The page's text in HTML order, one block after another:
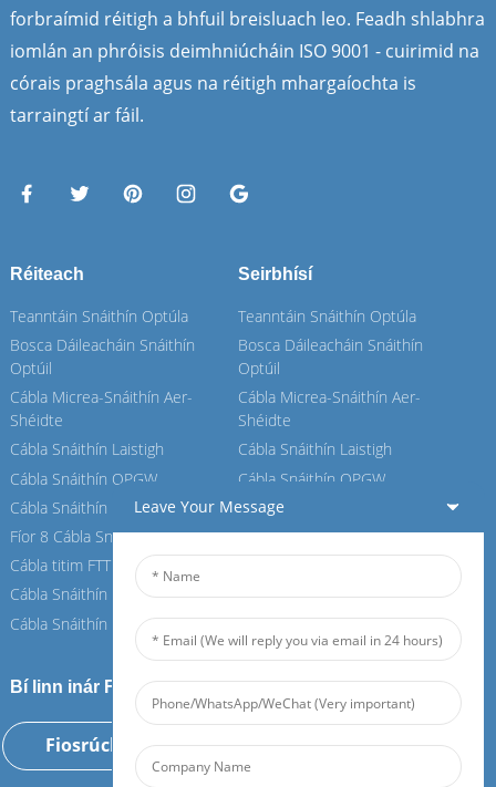
forbraímid réitigh a bhfuil breisluach leo. Feadh shlabhra
iomlán an phróisis deimhniúcháin ISO 9001 - cuirimid na
córais praghsála agus na réitigh mhargaíochta is
tarraingtí ar fáil.
Réiteach
Teanntáin Snáithín Optúla
Bosca Dáileacháin Snáithín
Optúil
Cábla Micrea-Snáithín Aer-
Shéidte
Cábla Snáithín Laistigh
Cábla Snáithín OPGW
Cábla Snáithín Aeir
Fíor 8 Cábla Snáithín
Cábla titim FTTH
Cábla Snáithín ASU
Cábla Snáithín ADSS
Seirbhísí
Teanntáin Snáithín Optúla
Bosca Dáileacháin Snáithín
Optúil
Cábla Micrea-Snáithín Aer-
Shéidte
Cábla Snáithín Laistigh
Cábla Snáithín OPGW
Cábla Snáithín Aeir
Fíor 8 Cábla Snáithín
Cábla Snáithín ASU
Cábla Snáithín ADSS
Bí linn inár Feiboer
Fiosrúchán Anois
Leave Your Message